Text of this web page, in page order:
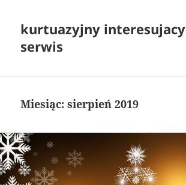
kurtuazyjny interesujacy
serwis
Miesiąc:sierpień 2019